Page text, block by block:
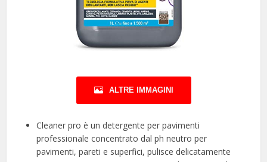
ALTRE IMMAGINI
Cleaner pro è un detergente per pavimenti
professionale concentrato dal ph neutro per
pavimenti, pareti e superfici, pulisce delicatamente